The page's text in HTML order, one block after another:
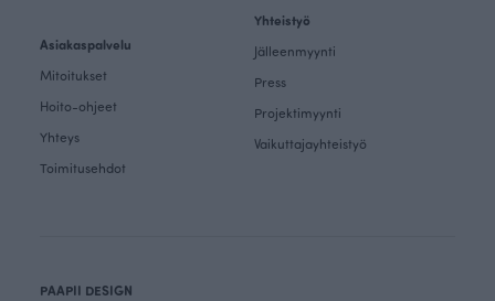
Asiakaspalvelu
Mitoitukset
Hoito-ohjeet
Yhteys
Toimitusehdot
Yhteistyö
Jälleenmyynti
Press
Projektimyynti
Vaikuttajayhteistyö
PAAPII DESIGN